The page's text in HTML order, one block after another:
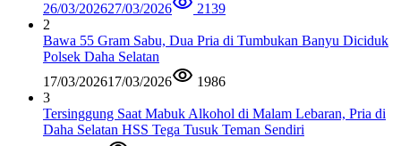
26/03/202627/03/2026
2139
2
Bawa 55 Gram Sabu, Dua Pria di Tumbukan Banyu Diciduk
Polsek Daha Selatan
17/03/202617/03/2026
1986
3
Tersinggung Saat Mabuk Alkohol di Malam Lebaran, Pria di
Daha Selatan HSS Tega Tusuk Teman Sendiri